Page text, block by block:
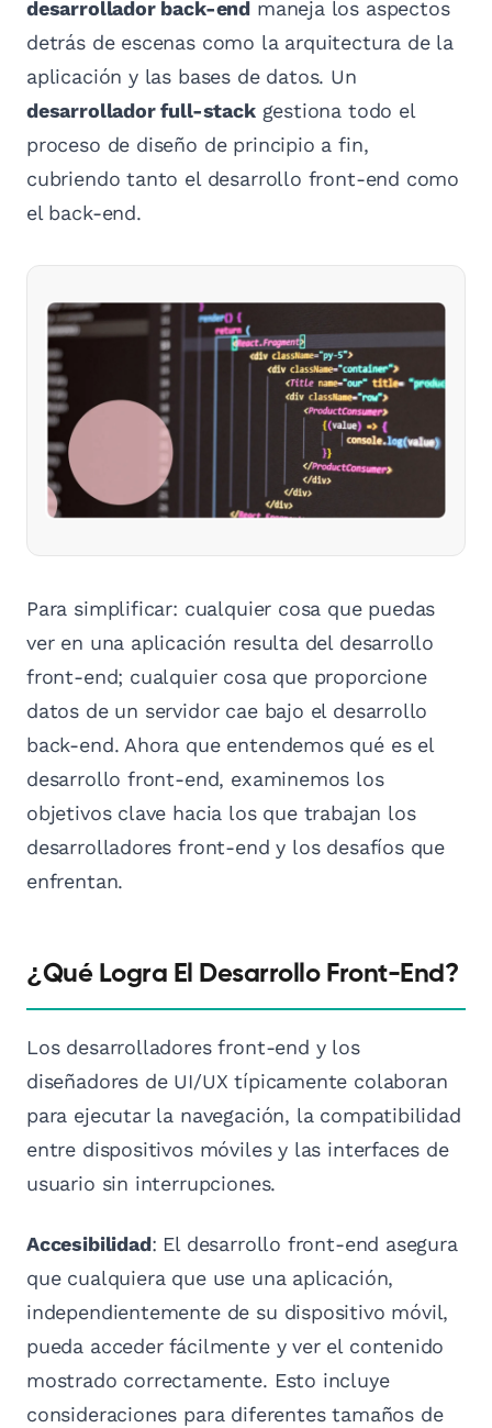
desarrollador back-end maneja los aspectos
detrás de escenas como la arquitectura de la
aplicación y las bases de datos. Un
desarrollador full-stackgestiona todo el
proceso de diseño de principio a fin,
cubriendo tanto el desarrollo front-end como
el back-end.
Para simplificar: cualquier cosa que puedas
ver en una aplicación resulta del desarrollo
front-end; cualquier cosa que proporcione
datos de un servidor cae bajo el desarrollo
back-end. Ahora que entendemos qué es el
desarrollo front-end, examinemos los
objetivos clave hacia los que trabajan los
desarrolladores front-end y los desafíos que
enfrentan.
¿Qué Logra El Desarrollo Front-End?
Los desarrolladores front-end y los
diseñadores de UI/UX típicamente colaboran
para ejecutar la navegación, la compatibilidad
entre dispositivos móviles y las interfaces de
usuario sin interrupciones.
Accesibilidad: El desarrollo front-end asegura
que cualquiera que use una aplicación,
independientemente de su dispositivo móvil,
pueda acceder fácilmente y ver el contenido
mostrado correctamente. Esto incluye
consideraciones para diferentes tamaños de